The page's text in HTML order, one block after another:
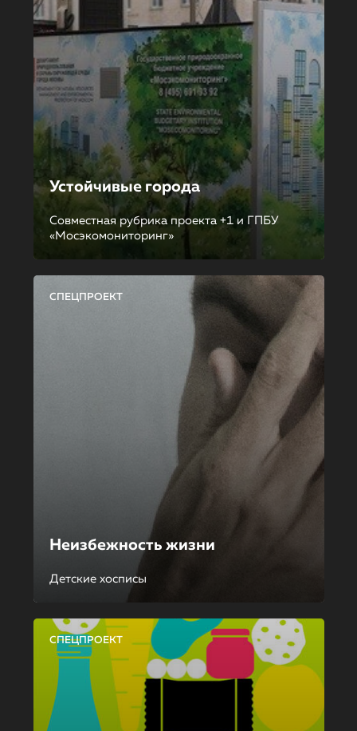
Устойчивые города
Совместная рубрика проекта +1 и ГПБУ
«Мосэкомониторинг»
СПЕЦПРОЕКТ
Неизбежность жизни
Детские хосписы
СПЕЦПРОЕКТ